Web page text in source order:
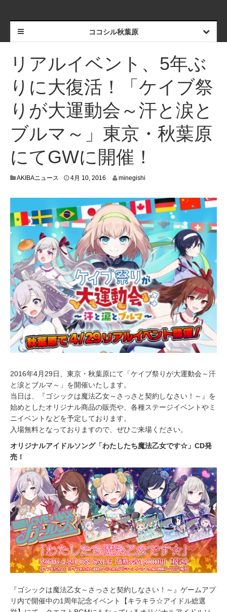
ココシル秋葉原
リアルイベント、5年ぶ
りに大復活！「ケイブ祭
りが大運動会～汗と涙と
ブルマ～」東京・秋葉原
にてGWに開催！
AKIBAニュース 4月 10, 2016
,
2
0
1
6
minegishi
2016年4月29日、東京・秋葉原にて「ケイブ祭りが大運動会～汗
と涙とブルマ～」を開催いたします。
当日は、『ゴシックは魔法乙女～さっさと契約しなさい！～』を
始めとしたオリジナル商品の販売や、各種ステージイベントやミ
ニイベントなどを予定しております。
入場無料となっておりますので、ぜひご来場ください。
オリジナルアイドルソング「わたしたち魔法乙女です☆」CD発
売！
『ゴシックは魔法乙女～さっさと契約しなさい！～』ゲームアプ
リ内で開催中の1周年記念イベント【キラキラ☆アイドル総選